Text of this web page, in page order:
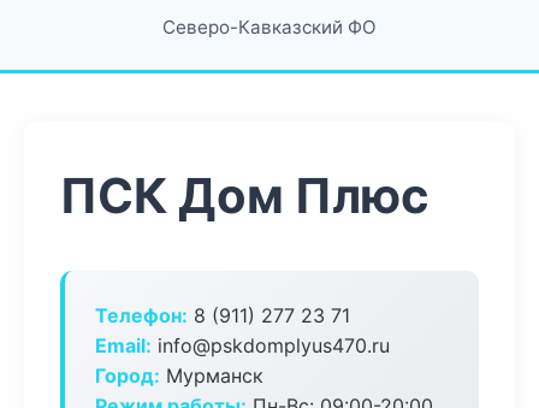
Северо-Кавказский ФО
ПСК Дом Плюс
Телефон: 8 (911) 277 23 71
Email: info@pskdomplyus470.ru
Город: Мурманск